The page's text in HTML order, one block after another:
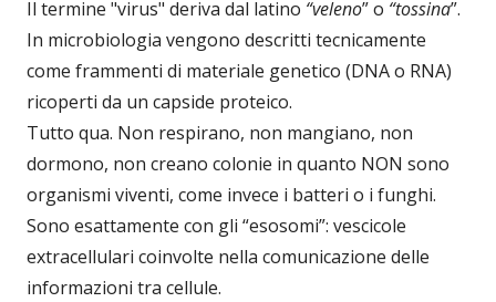
Il termine "virus" deriva dal latino “veleno” o “tossina”.
In microbiologia vengono descritti tecnicamente
come frammenti di materiale genetico (DNA o RNA)
ricoperti da un capside proteico.
Tutto qua. Non respirano, non mangiano, non
dormono, non creano colonie in quanto NON sono
organismi viventi, come invece i batteri o i funghi.
Sono esattamente con gli “esosomi”: vescicole
extracellulari coinvolte nella comunicazione delle
informazioni tra cellule.